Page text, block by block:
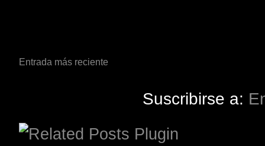
Entrada más reciente
Suscribirse a: